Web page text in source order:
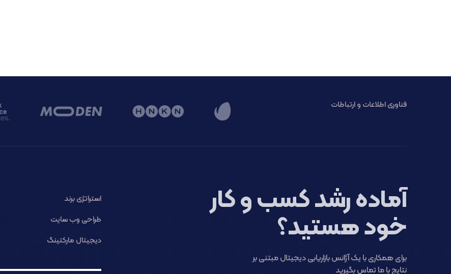
فناوری اطلاعات و ارتباطات
آماده رشد کسب و کار
خود هستید؟
برای همکاری با یک آژانس بازاریابی دیجیتال مبتنی بر
نتایج با ما تماس بگیرید
استراتژی برند
طراحی وب سایت
دیجیتال مارکتینگ